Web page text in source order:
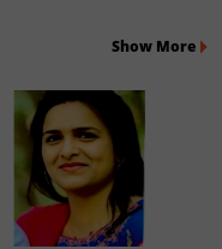
Show More